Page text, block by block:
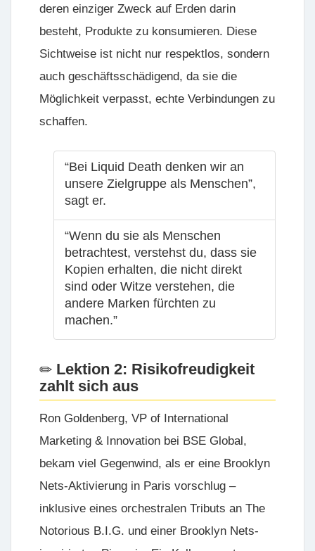
deren einziger Zweck auf Erden darin
besteht, Produkte zu konsumieren. Diese
Sichtweise ist nicht nur respektlos, sondern
auch geschäftsschädigend, da sie die
Möglichkeit verpasst, echte Verbindungen zu
schaffen.
“Bei Liquid Death denken wir an
unsere Zielgruppe als Menschen”,
sagt er.
“Wenn du sie als Menschen
betrachtest, verstehst du, dass sie
Kopien erhalten, die nicht direkt
sind oder Witze verstehen, die
andere Marken fürchten zu
machen.”
Lektion 2: Risikofreudigkeit
zahlt sich aus
Ron Goldenberg, VP of International
Marketing & Innovation bei BSE Global ,
bekam viel Gegenwind, als er eine Brooklyn
Nets-Aktivierung in Paris vorschlug –
inklusive eines orchestralen Tributs an The
Notorious B.I.G. und einer Brooklyn Nets-